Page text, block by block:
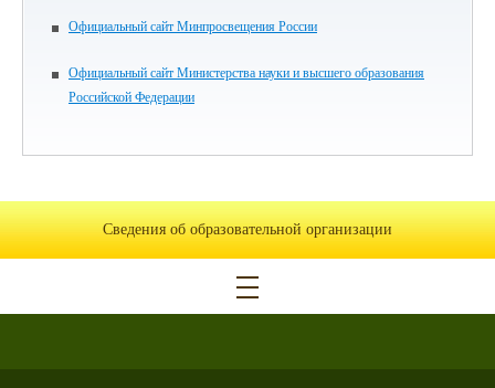
Официальный сайт Минпросвещения России
Официальный сайт Министерства науки и высшего образования
Российской Федерации
Сведения об образовательной организации